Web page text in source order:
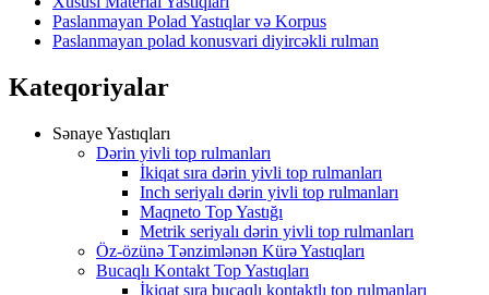
Paslanmayan Polad Yastıqlar və Korpus
Paslanmayan polad konusvari diyircəkli rulman
Kateqoriyalar
Sənaye Yastıqları
Dərin yivli top rulmanları
İkiqat sıra dərin yivli top rulmanları
Inch seriyalı dərin yivli top rulmanları
Maqneto Top Yastığı
Metrik seriyalı dərin yivli top rulmanları
Öz-özünə Tənzimlənən Kürə Yastıqları
Bucaqlı Kontakt Top Yastıqları
İkiqat sıra bucaqlı kontaktlı top rulmanları